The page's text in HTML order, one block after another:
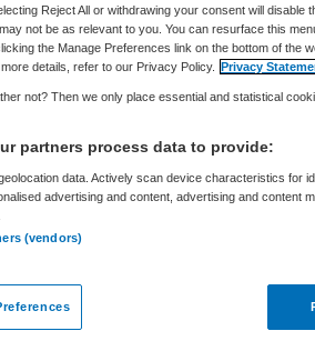
Skipr Redactie 15 december 2017,
die worden behandeld in
(ggz) behoren
inkomensgroepen. Dit geldt
en jongeren, meldt het
van diagnoses en
waren er ongeveer 800
Reject All or withdrawing your consent will
not be as relevant to you. You can resurface this
the Manage Preferences link on the bottom of the
details, refer to our Privacy Policy. Privacy
not? Then we only place essential and statistical
partners process data to provide:
data. Actively scan device characteristics for
advertising and content, advertising and content
(vendors)